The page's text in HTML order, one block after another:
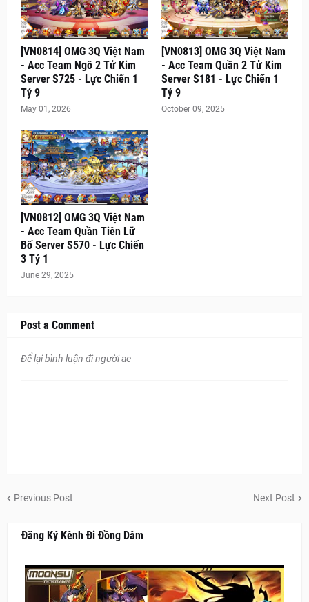
[VN0814] OMG 3Q Việt Nam
- Acc Team Ngô 2 Tử Kim
Server S725 - Lực Chiến 1
Tỷ 9
May 01, 2026
[VN0813] OMG 3Q Việt Nam
- Acc Team Quần 2 Tử Kim
Server S181 - Lực Chiến 1
Tỷ 9
October 09, 2025
[VN0812] OMG 3Q Việt Nam
- Acc Team Quần Tiên Lữ
Bố Server S570 - Lực Chiến
3 Tỷ 1
June 29, 2025
Post a Comment
Để lại bình luận đi người ae
Previous Post Next Post
Đăng Ký Kênh Đi Đồng Dâm